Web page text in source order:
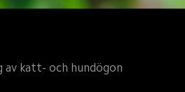
av katt- och hundögon